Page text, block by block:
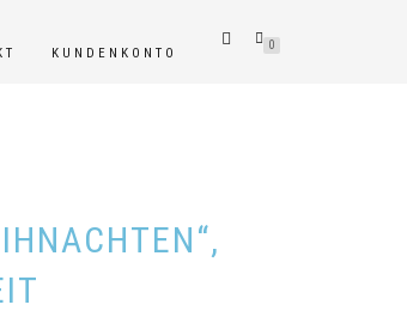
KUNDENKONTO
0